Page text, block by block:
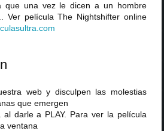
que una vez le dicen a un hombre
Ver película The Nightshifter online
.com
web y disculpen las molestias
que emergen
darle a PLAY. Para ver la película
ventana